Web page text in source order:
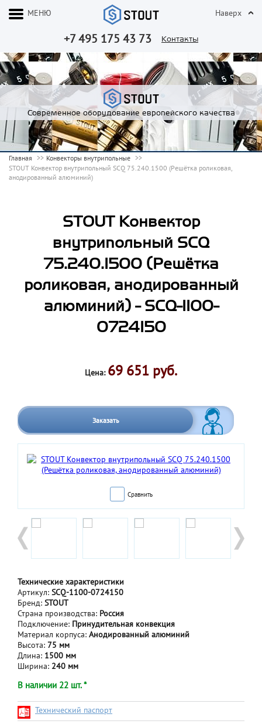
+7 495 175 43 73 Контакты
МЕНЮ Наверх
Современное оборудование европейского качества
Главная
Конвекторы внутрипольные
STOUT Конвектор внутрипольный SCQ 75.240.1500 (Решётка роликовая,
анодированный алюминий)
STOUT Конвектор
внутрипольный SCQ
75.240.1500 (Решётка
роликовая, анодированный
алюминий) - SCQ-1100-
0724150
Цена: 69 651 руб.
Заказать
Сравнить
Технические характеристики
Артикул: SCQ-1100-0724150
Бренд: STOUT
Страна производства: Россия
Подключение: Принудительная конвекция
Материал корпуса: Анодированный алюминий
Высота: 75 мм
Длина: 1500 мм
Ширина: 240 мм
В наличии 22 шт. *
Технический паспорт